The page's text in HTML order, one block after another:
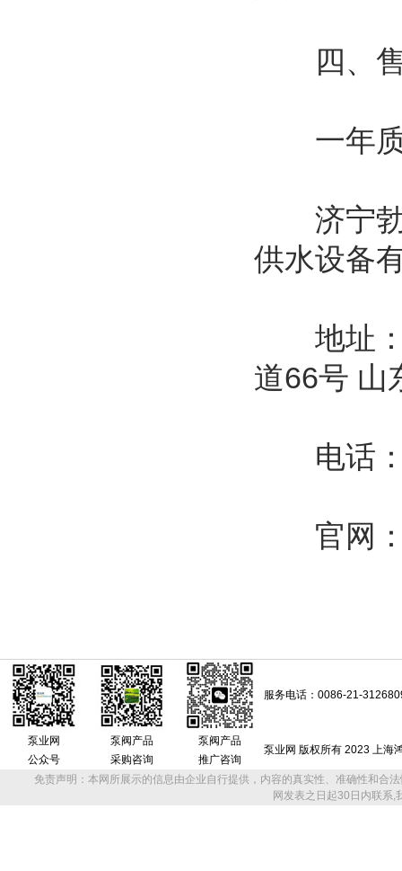
四、售
一年质
济宁勃
供水设备
地址：
道66号 山
电话：
官网：
服务电话：0086-21-
泵业网
公众号
泵阀产品
采购咨询
泵阀产品
推广咨询
泵业网 版权所有 2023 上海
免责声明：本网所展示的信息由企业自行提供，内容的真实性、准确性和合
网发表之日起30日内联系,